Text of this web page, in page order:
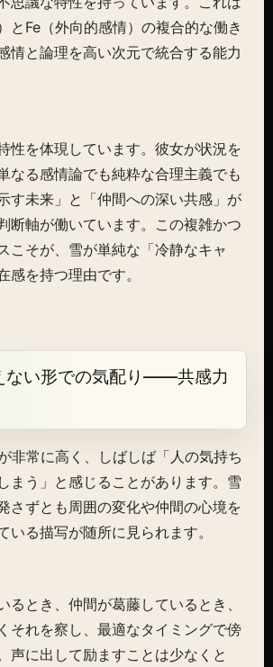
とFe（外向的感情）の複合的な働き
情と論理を高い次元で統合する能力
性を体現しています。彼女が状況を
なる感情論でも純粋な合理主義でも
す未来」と「仲間への深い共感」が
断軸が働いています。この複雑かつ
こそが、雪が単純な「冷静なキャ
感を持つ理由です。
ない形での気配り——共感力
非常に高く、しばしば「人の気持ち
まう」と感じることがあります。雪
さずとも周囲の変化や仲間の心境を
いる描写が随所に見られます。
るとき、仲間が葛藤しているとき、
それを察し、最適なタイミングで傍
声に出して励ますことは少なくと